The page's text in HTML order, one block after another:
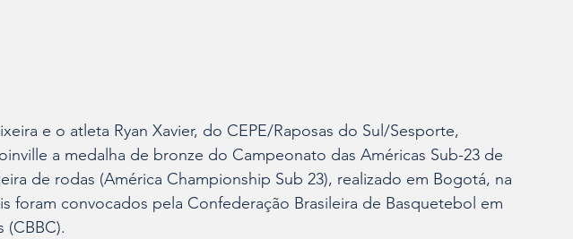
a medalha de bronze do Campeonato das Américas Sub-23 de
de rodas (América Championship Sub 23), realizado em Bogotá, na
foram convocados pela Confederação Brasileira de Basquetebol em
(CBBC).